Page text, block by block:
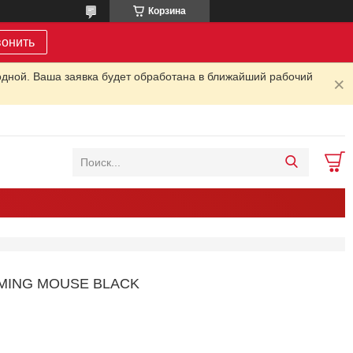
Корзина
Ваша заявка будет обработана в ближайший рабочий
MOUSE BLACK